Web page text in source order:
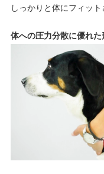
しっかりと体にフィット
体への圧力分散に優れた